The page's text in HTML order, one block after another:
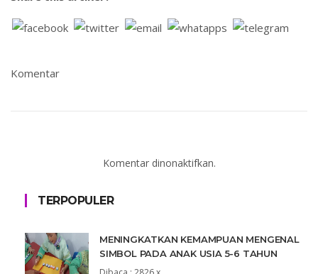
Komentar
Komentar dinonaktifkan.
TERPOPULER
MENINGKATKAN KEMAMPUAN MENGENAL
SIMBOL PADA ANAK USIA 5-6 TAHUN